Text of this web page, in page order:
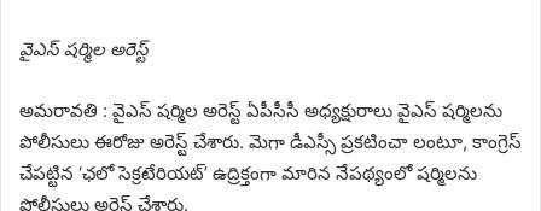
వైఎస్ ష‌ర్మిల అరెస్ట్
అమరావతి : వైఎస్ ష‌ర్మిల అరెస్ట్ ఏపీసీసీ అధ్య‌క్షురాలు వైఎస్ ష‌ర్మిలను
పోలీసులు ఈరోజు అరెస్ట్ చేశారు. మెగా డీఎస్సీ ప్రకటించా లంటూ, కాంగ్రెస్
చేపట్టిన ‘ఛలో సెక్రటేరియట్’ ఉద్రిక్తంగా మారిన నేప‌థ్యంలో ష‌ర్మిల‌ను
పోలీసులు అరెస్ట్ చేశారు.